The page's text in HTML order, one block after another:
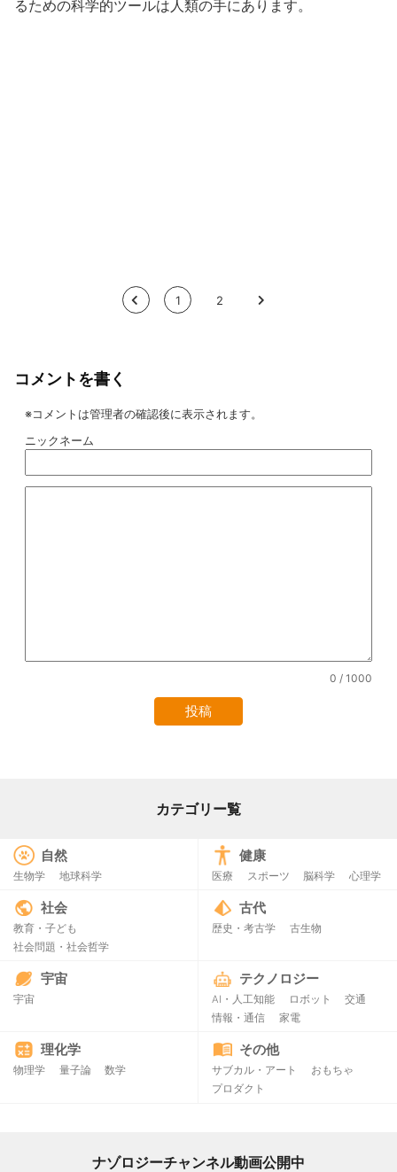
るための科学的ツールは人類の手にあります。
< 1 2 >
コメントを書く
※コメントは管理者の確認後に表示されます。
ニックネーム
0 / 1000
カテゴリー覧
自然
生物学 地球科学
健康
医療 スポーツ 脳科学 心理学
社会
教育・子ども
社会問題・社会哲学
古代
歴史・考古学 古生物
宇宙
宇宙
テクノロジー
AI・人工知能 ロボット
交通
情報・通信
家電
理化学
物理学 量子論 数学
その他
サブカル・アート
おもちゃ
プロダクト
ナゾロジーチャンネル動画公開中